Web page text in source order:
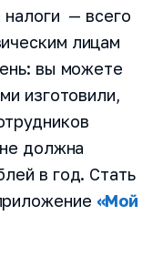
налоги — всего
лицам
вы можете
изготовили,
должна
в год. Стать
«Мой